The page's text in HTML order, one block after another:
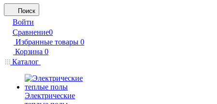
Поиск
Войти
Сравнение0
Избранные товары 0
Корзина 0
Каталог
Электрические